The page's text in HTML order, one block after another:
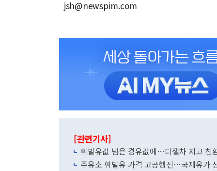
jsh@newspim.com
[관련기사]
휘발유값 넘은 경유값에…디젤차 지고 친
주유소 휘발유 가격 고공행진…국제유가